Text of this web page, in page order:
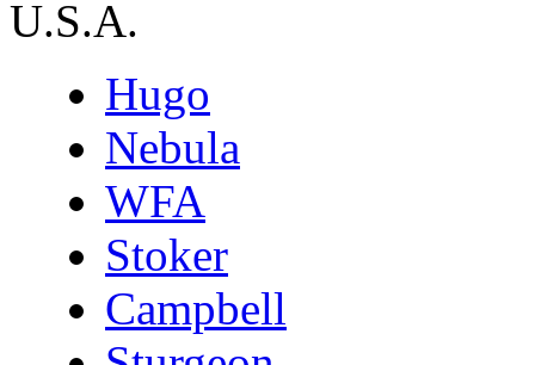
U.S.A.
Hugo
Nebula
WFA
Stoker
Campbell